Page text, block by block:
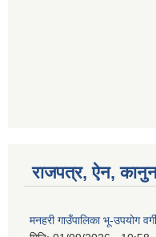
राजपत्र, ऐन, कानुन
मनहरी गाउँपालिका भू-उपयोग